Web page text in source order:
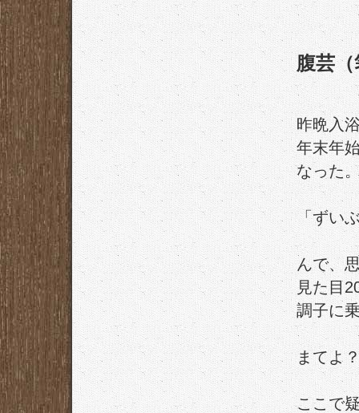
腹芸
昨晩入
年末年
なった
「ずい
んで、
見た目
調子に
まてよ
ここで